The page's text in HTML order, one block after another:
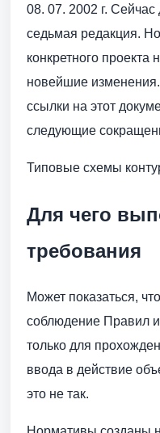
08. 07. 2002 г. Сейчас
седьмая редакция.
конкретного проекта
новейшие изменения.
ссылки на этот
следующие
Типовые схемы
Для чего
требования
Может показаться,
соблюдение Правил
только для
ввода в действие
это не так.